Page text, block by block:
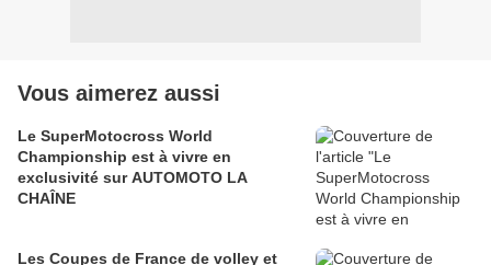
Vous aimerez aussi
Le SuperMotocross World
Championship est à vivre en
exclusivité sur AUTOMOTO LA
CHAÎNE
Les Coupes de France de volley et